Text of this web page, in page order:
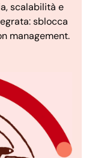
scalabilità e
sblocca
management.